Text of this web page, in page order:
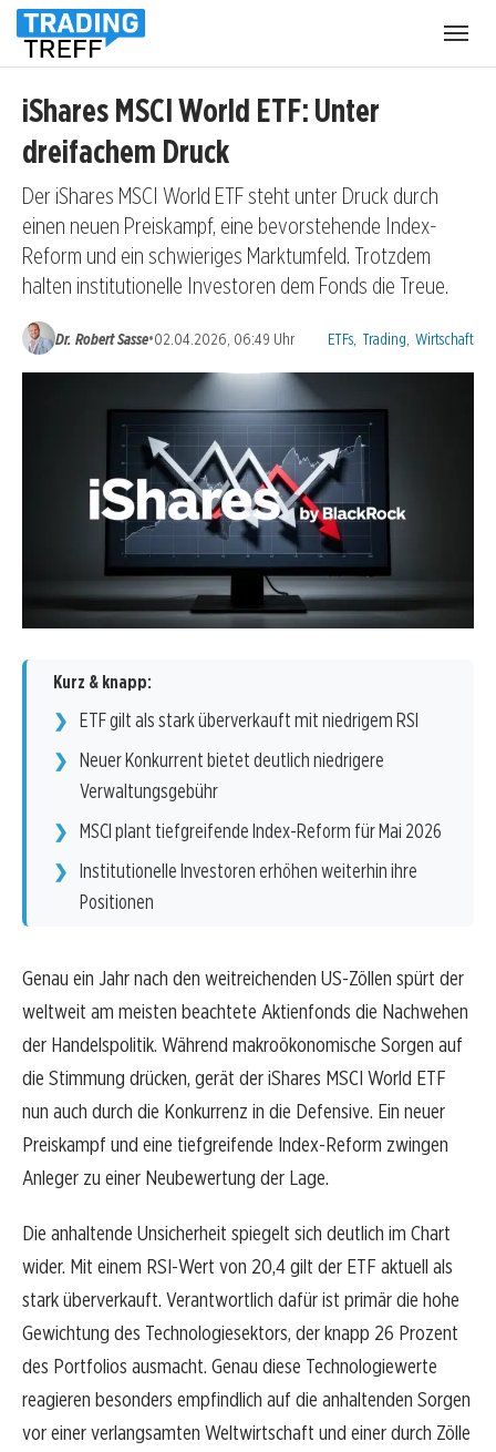
iShares MSCI World ETF: Unter
dreifachem Druck
Der iShares MSCI World ETF steht unter Druck durch
einen neuen Preiskampf, eine bevorstehende Index-
Reform und ein schwieriges Marktumfeld. Trotzdem
halten institutionelle Investoren dem Fonds die Treue.
Dr. Robert Sasse•02.04.2026, 06:49 Uhr Kategorien:
ETFs Trading Wirtschaft
Kurz & knapp:
ETF gilt als stark überverkauft mit niedrigem RSI
Neuer Konkurrent bietet deutlich niedrigere
Verwaltungsgebühr
MSCI plant tiefgreifende Index-Reform für Mai 2026
Institutionelle Investoren erhöhen weiterhin ihre
Positionen
Genau ein Jahr nach den weitreichenden US-Zöllen spürt der
weltweit am meisten beachtete Aktienfonds die Nachwehen
der Handelspolitik. Während makroökonomische Sorgen auf
die Stimmung drücken, gerät der iShares MSCI World ETF
nun auch durch die Konkurrenz in die Defensive. Ein neuer
Preiskampf und eine tiefgreifende Index-Reform zwingen
Anleger zu einer Neubewertung der Lage.
Die anhaltende Unsicherheit spiegelt sich deutlich im Chart
wider. Mit einem RSI-Wert von 20,4 gilt der ETF aktuell als
stark überverkauft. Verantwortlich dafür ist primär die hohe
Gewichtung des Technologiesektors, der knapp 26 Prozent
des Portfolios ausmacht. Genau diese Technologiewerte
reagieren besonders empfindlich auf die anhaltenden Sorgen
vor einer verlangsamten Weltwirtschaft und einer durch Zölle